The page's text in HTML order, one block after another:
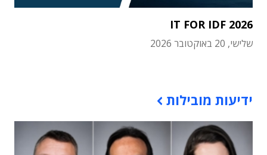
IT FOR IDF 2026
שלישי, 20 באוקטובר 2026
ידיעות מובילות